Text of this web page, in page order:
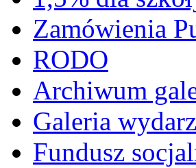
Zamówienia
RODO
Archiwum
Galeria
Fundusz